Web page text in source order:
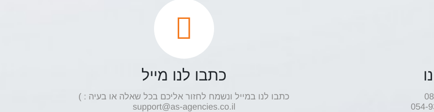
כתבו לנו מייל
כתבו לנו במייל ונשמח לחזור אליכם בכל שאלה או בעיה : )
support@as-agencies.co.il